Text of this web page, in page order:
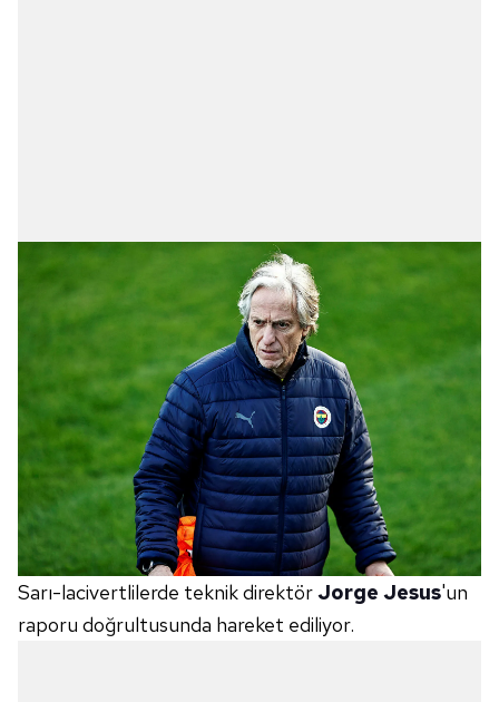
Sarı-lacivertlilerde teknik direktörJorge Jesus'un
raporu doğrultusunda hareket ediliyor.